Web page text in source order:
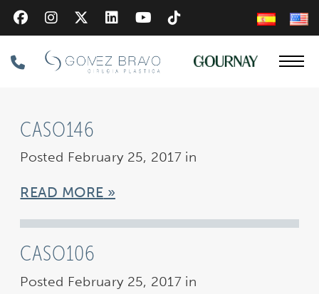
Skip
to
main
content
Phone
CASO146
Posted February 25, 2017 in
READ MORE
CASO106
Posted February 25, 2017 in